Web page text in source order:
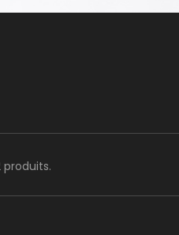
produits.